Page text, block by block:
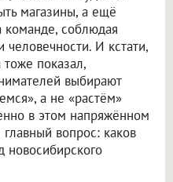
магазины, а ещё
команде, соблюдая
человечности. И кстати,
показал,
выбирают
а не «растём»
в этом напряжённом
вопрос: каков
новосибирского